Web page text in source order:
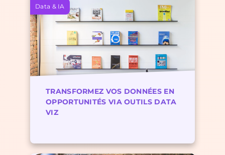
Data & IA
TRANSFORMEZ VOS DONNÉES EN
OPPORTUNITÉS VIA OUTILS DATA
VIZ